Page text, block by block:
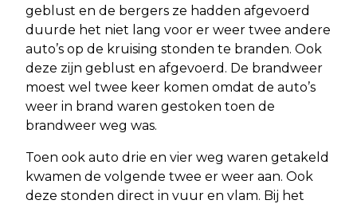
geblust en de bergers ze hadden afgevoerd
duurde het niet lang voor er weer twee andere
auto’s op de kruising stonden te branden. Ook
deze zijn geblust en afgevoerd. De brandweer
moest wel twee keer komen omdat de auto’s
weer in brand waren gestoken toen de
brandweer weg was.
Toen ook auto drie en vier weg waren getakeld
kwamen de volgende twee er weer aan. Ook
deze stonden direct in vuur en vlam. Bij het